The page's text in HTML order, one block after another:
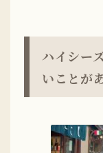
ハイシー
いことが